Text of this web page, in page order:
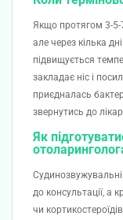
Якщо протягом 3-5-
але через кілька
підвищується
закладає ніс і
приєдналась
звернутись до
Як
до консультації, а
чи